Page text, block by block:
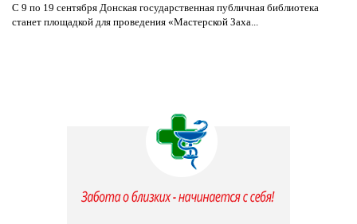
С 9 по 19 сентября Донская государственная публичная библиотека
станет площадкой для проведения «Мастерской Заха...